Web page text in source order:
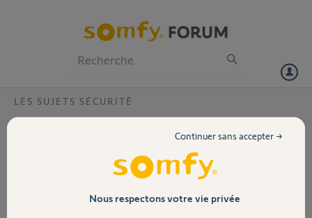
Volet
LES SUJETS SÉCURITÉ
Problème installation Camera Somfy
Première installation de
la Camera le 14 Nov, au
moment de sa mise à
Nous respectons votre vie privée
Continuer sans accepter →